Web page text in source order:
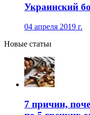
Украинский
04 апреля 2019 г.
Новые статьи
7 причин,